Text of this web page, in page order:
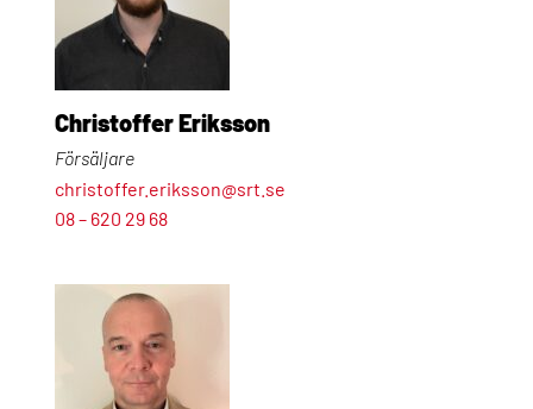
Christoffer Eriksson
Försäljare
christoffer.eriksson@srt.se
08 – 620 29 68